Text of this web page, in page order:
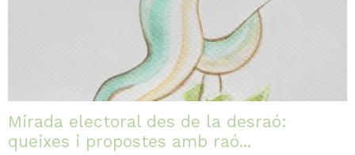
Mirada electoral des de la desraó:
queixes i propostes amb raó...